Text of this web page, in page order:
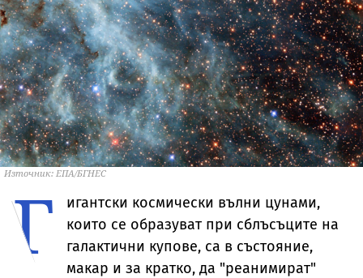
Източник: ЕПА/БГНЕС
Г
игантски космически вълни цунами,
които се образуват при сблъсъците на
галактични купове, са в състояние,
макар и за кратко, да "реанимират"